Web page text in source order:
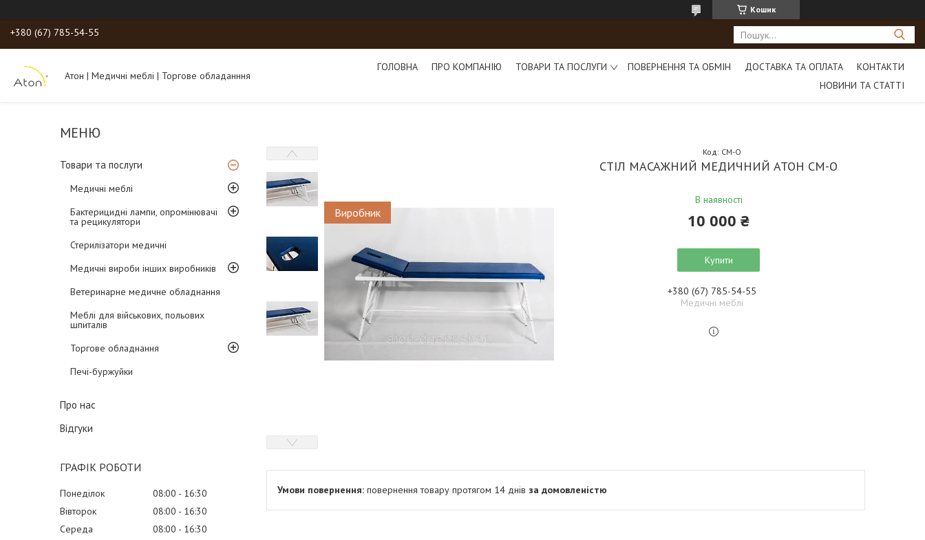
Кошик
+380 (67) 785-54-55
Атон | Медичні меблі | Торгове обладанння
ГОЛОВНА ПРО КОМПАНІЮ ТОВАРИ ТА ПОСЛУГИ ПОВЕРНЕННЯ ТА ОБМІН ДОСТАВКА ТА ОПЛАТА
КОНТАКТИ
НОВИНИ ТА СТАТТІ
Товари та послуги
Медичні меблі
Бактерицидні лампи, опромінювачі
та рецикулятори
Стерилізатори медичні
Медичні вироби інших виробників
Ветеринарне медичне обладнання
Меблі для військових, польових
шпиталів
Торгове обладнання
Печі-буржуйки
Про нас
Відгуки
ГРАФІК РОБОТИ
Понеділок 08:00
16:30
Вівторок
08:00
16:30
Середа
08:00
16:30
Виробник
СТІЛ МАСАЖНИЙ МЕДИЧНИЙ АТОН СМ-О
В наявності
Код: СМ-О
10 000 ₴
Купити
+380 (67) 785-54-55
Медичні меблі
повернення товару протягом 14 днів за домовленістю